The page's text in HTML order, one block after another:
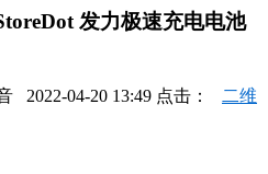
发力极速充电电池
2022-04-20 13:49 点击： 二维